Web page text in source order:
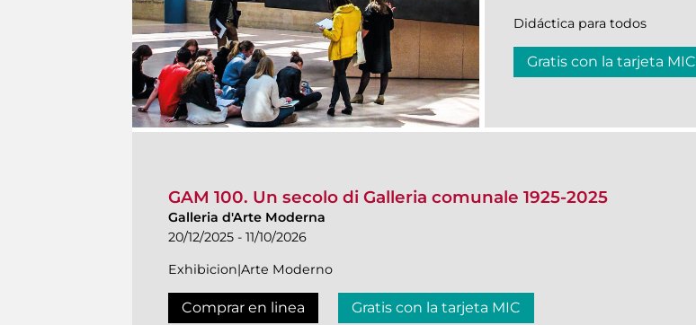
Didáctica para todos
Gratis con la tarjeta MIC
GAM 100. Un secolo di Galleria comunale 1925-2025
Galleria d'Arte Moderna
20/12/2025 - 11/10/2026
Exhibicion|Arte Moderno
Comprar en linea Gratis con la tarjeta MIC